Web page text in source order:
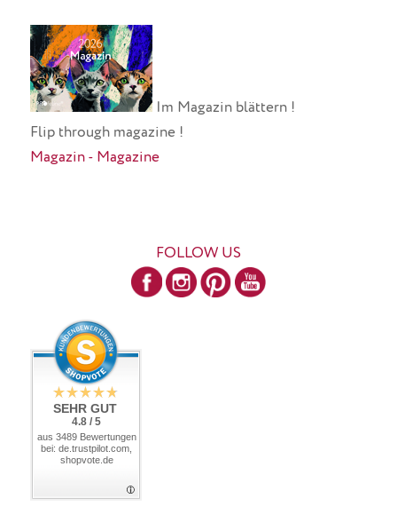
Im Magazin blättern !
Flip through magazine !
Magazin - Magazine
FOLLOW US
SEHR GUT
4.8 / 5
aus 3489 Bewertungen
bei: de.trustpilot.com,
shopvote.de